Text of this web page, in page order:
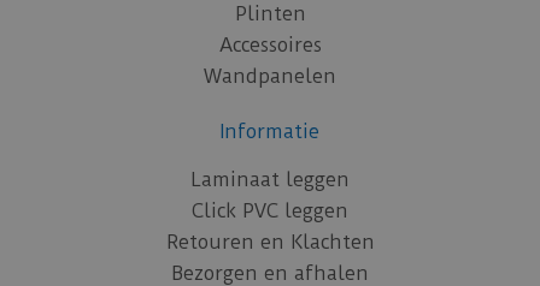
Plinten
Accessoires
Wandpanelen
Informatie
Laminaat leggen
Click PVC leggen
Retouren en Klachten
Bezorgen en afhalen